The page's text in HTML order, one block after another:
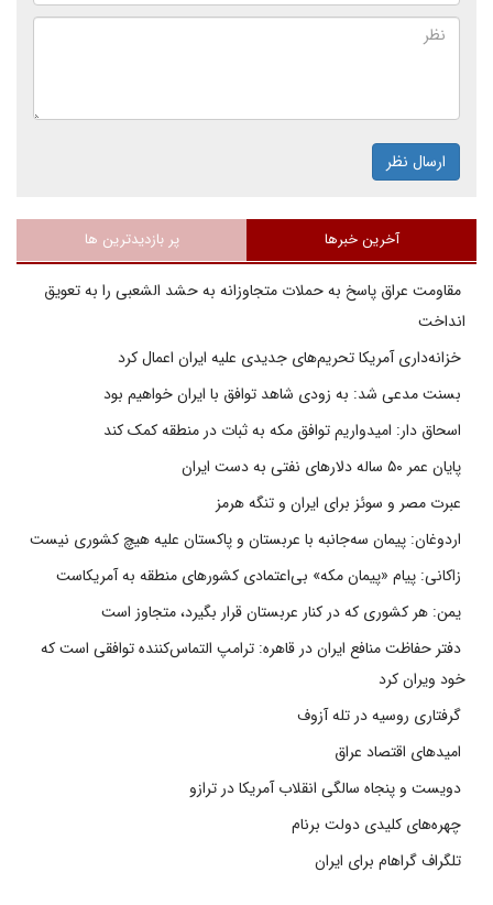
ارسال نظر
آخرین خبرها پر بازدیدترین ها
مقاومت عراق پاسخ به حملات متجاوزانه به حشد الشعبی را به تعویق
انداخت
خزانه‌داری آمریکا تحریم‌های جدیدی علیه ایران اعمال کرد
بسنت مدعی شد: به زودی شاهد توافق با ایران خواهیم بود
اسحاق دار: امیدواریم توافق مکه به ثبات در منطقه کمک کند
پایان عمر ۵۰ ساله دلارهای نفتی به دست ایران
عبرت مصر و سوئز برای ایران و تنگه هرمز
اردوغان: پیمان سه‌جانبه با عربستان و پاکستان علیه هیچ کشوری نیست
زاکانی: پیام «پیمان مکه» بی‌اعتمادی کشورهای منطقه به آمریکاست
یمن: هر کشوری که در کنار عربستان قرار بگیرد، متجاوز است
دفتر حفاظت منافع ایران در قاهره: ترامپ التماس‌کننده توافقی است که
خود ویران کرد
گرفتاری روسیه در تله آزوف
امیدهای اقتصاد عراق
دویست و پنجاه سالگی انقلاب آمریکا در ترازو
چهره‌های کلیدی دولت برنام
تلگراف گراهام برای ایران